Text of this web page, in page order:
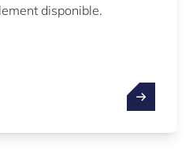
disponible.